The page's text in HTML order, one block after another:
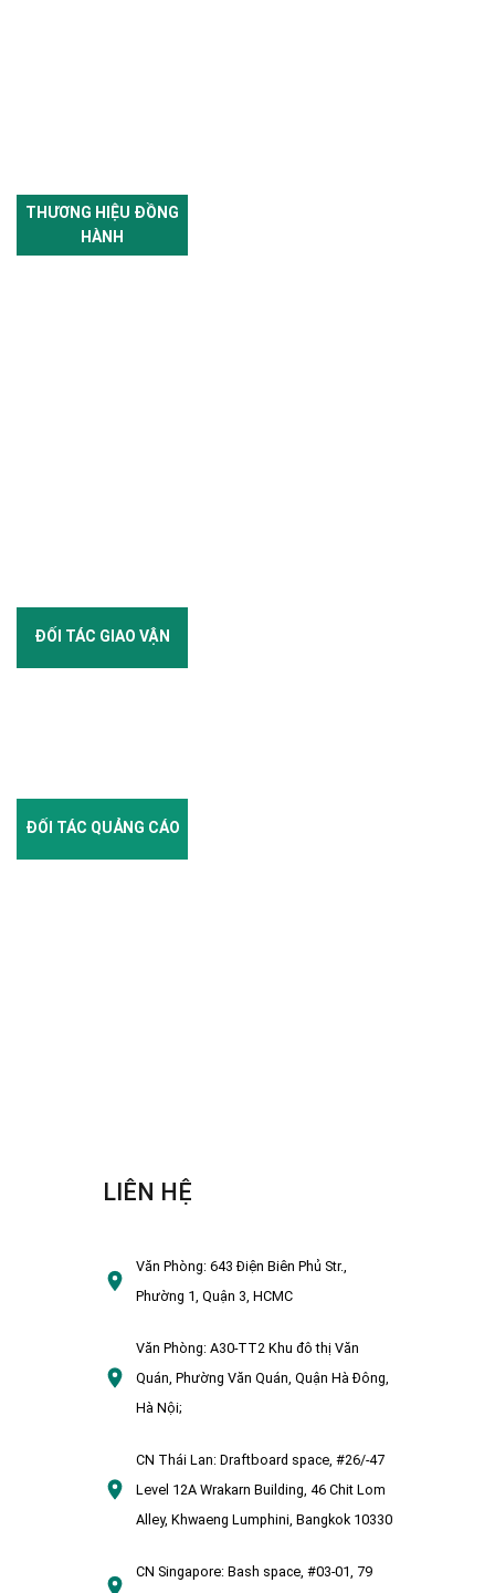
THƯƠNG HIỆU ĐỒNG
HÀNH
ĐỐI TÁC GIAO VẬN
ĐỐI TÁC QUẢNG CÁO
LIÊN HỆ
Văn Phòng:643 Điện Biên Phủ Str.,
Phường 1, Quận 3, HCMC
Văn Phòng:A30-TT2 Khu đô thị Văn
Quán, Phường Văn Quán, Quận Hà Đông,
Hà Nội;
CN Thái Lan: Draftboard space, #26/-47
Level 12A Wrakarn Building, 46 Chit Lom
Alley, Khwaeng Lumphini, Bangkok 10330
CN Singapore: Bash space, #03-01, 79